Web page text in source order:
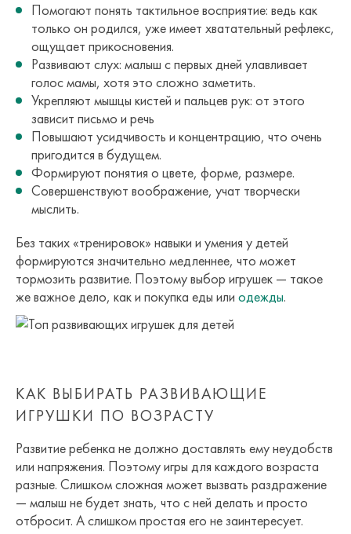
Помогают понять тактильное восприятие: ведь как
только он родился, уже имеет хватательный рефлекс,
ощущает прикосновения.
Развивают слух: малыш с первых дней улавливает
голос мамы, хотя это сложно заметить.
Укрепляют мышцы кистей и пальцев рук: от этого
зависит письмо и речь
Повышают усидчивость и концентрацию, что очень
пригодится в будущем.
Формируют понятия о цвете, форме, размере.
Совершенствуют воображение, учат творчески
мыслить.
Без таких «тренировок» навыки и умения у детей
формируются значительно медленнее, что может
тормозить развитие. Поэтому выбор игрушек — такое
же важное дело, как и покупка еды или одежды.
КАК ВЫБИРАТЬ РАЗВИВАЮЩИЕ
ИГРУШКИ ПО ВОЗРАСТУ
Развитие ребенка не должно доставлять ему неудобств
или напряжения. Поэтому игры для каждого возраста
разные. Слишком сложная может вызвать раздражение
— малыш не будет знать, что с ней делать и просто
отбросит. А слишком простая его не заинтересует.